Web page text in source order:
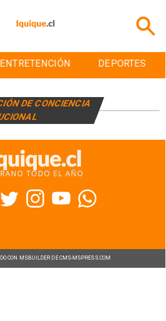
ENTRETENCIÓN DEPORTES
DE CONCIENCIA
CON MSBUILDER DE CMS-MSPRESS.COM